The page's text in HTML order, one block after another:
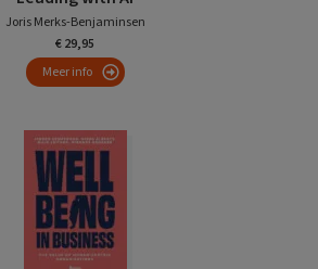
Joris Merks-Benjaminsen
€ 29,95
Meer info